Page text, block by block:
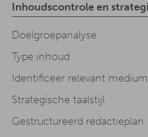
Inhoudscontrole en
Doelgroepanalyse
Type inhoud
Identificeer relevant medium
Strategische taalstijl
Gestructureerd redactieplan